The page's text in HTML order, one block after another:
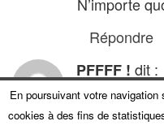
N’importe
Répondre
PFFFF ! dit :
12 février
PFFFFF !
En poursuivant votre
cookies à des fins de